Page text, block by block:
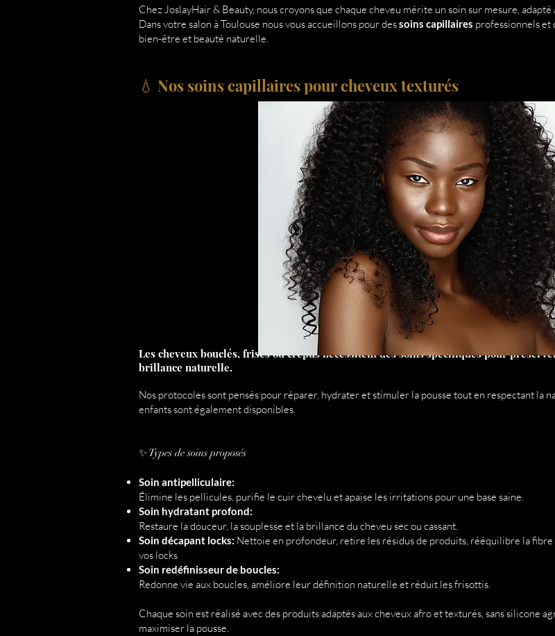
Chez JoslayHair & Beauty, nous croyons que chaque cheveu mérite un soin sur mesure, adapté
Dans votre salon à Toulouse nous vous accueillons pour dessoins capillaires professionnels et
bien-être et beauté naturelle.
💧 Nos soins capillaires pour cheveux texturés
Les cheveux bouclés, frisés ou crépus nécessitent des soins spécifiques pour
brillance naturelle.
Nos protocoles sont pensés pour réparer, hydrater et stimuler la pousse tout en respectant la
enfants sont également disponibles.
✨ Types de soins proposés
Soin antipelliculaire:
Élimine les pellicules, purifie le cuir chevelu et apaise les irritations pour une base saine.
Soin hydratant profond:
Restaure la douceur, la souplesse et la brillance du cheveu sec ou cassant.
Soin décapant locks: Nettoie en profondeur, retire les résidus de produits, rééquilibre la
vos locks
Soin redéfinisseur de boucles:
Redonne vie aux boucles, améliore leur définition naturelle et réduit les frisottis.
Chaque soin est réalisé avec des produits adaptés aux cheveux afro et texturés, sans silicone
maximiser la pousse.